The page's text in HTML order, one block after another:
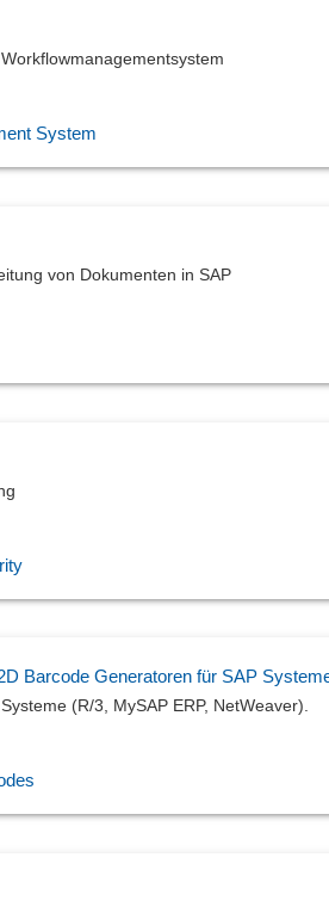
System
von Dokumenten in SAP
Barcode Generatoren für SAP
(R/3, MySAP ERP, NetWeaver).